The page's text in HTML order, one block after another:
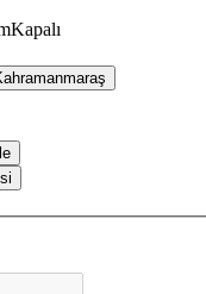
Kapalı